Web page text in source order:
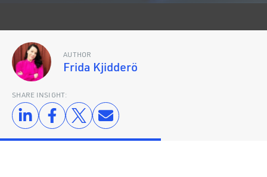
AUTHOR
Frida Kjidderö
SHARE INSIGHT: